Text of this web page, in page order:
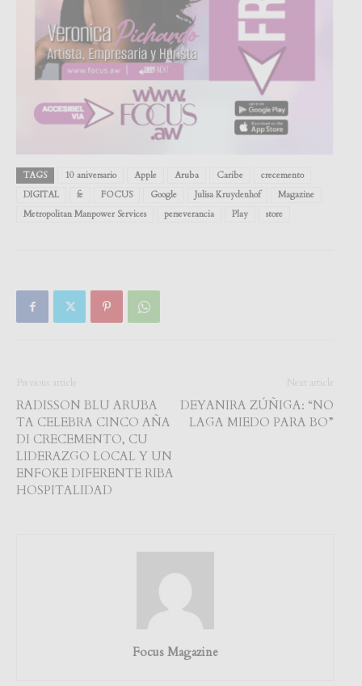
TAGS 10 aniversario Apple Aruba Caribe
crecemento
DIGITAL
fe FOCUS Google Julisa Kruydenhof
Magazine
Metropolitan Manpower Services
perseverancia Play store
Previous article
RADISSON BLU ARUBA
TA CELEBRA CINCO AÑA
DI CRECEMENTO, CU
LIDERAZGO LOCAL Y UN
ENFOKE DIFERENTE RIBA
HOSPITALIDAD
Next article
DEYANIRA ZÚÑIGA: “NO
LAGA MIEDO PARA BO”
Focus Magazine